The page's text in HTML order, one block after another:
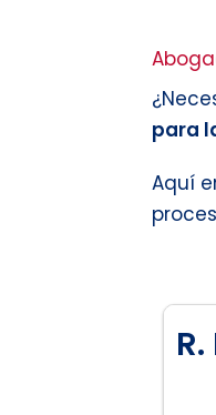
para
Aquí